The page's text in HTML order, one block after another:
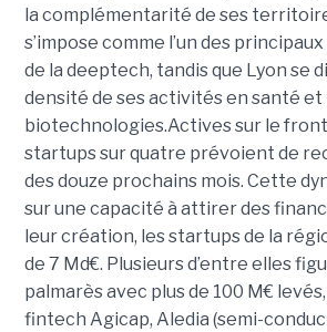
la complémentarité de ses
s’impose comme l’un des
de la deeptech, tandis que Lyon se
densité de ses activités en santé et
biotechnologies.Actives sur le front
startups sur quatre prévoient de
des douze prochains mois. Cette
sur une capacité à attirer des
leur création, les startups de la
de 7 Md€. Plusieurs d’entre elles
palmarès avec plus de 100 M€ levés,
fintech Agicap, Aledia (semi-